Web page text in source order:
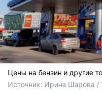
Цены на бензин и другие
Источник: Ирина Шарова /